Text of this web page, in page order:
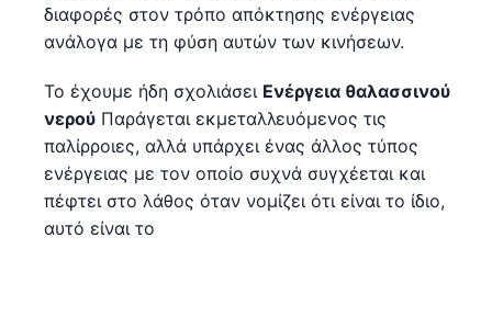
διαφορές στον τρόπο απόκτησης ενέργειας
ανάλογα με τη φύση αυτών των κινήσεων.
Το έχουμε ήδη σχολιάσει Ενέργεια θαλασσινού
νερού Παράγεται εκμεταλλευόμενος τις
παλίρροιες, αλλά υπάρχει ένας άλλος τύπος
ενέργειας με τον οποίο συχνά συγχέεται και
πέφτει στο λάθος όταν νομίζει ότι είναι το ίδιο,
αυτό είναι το